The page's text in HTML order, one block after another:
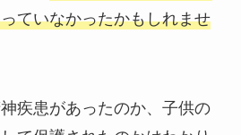
ていなかったかもしれませ
疾患があったのか、子供の